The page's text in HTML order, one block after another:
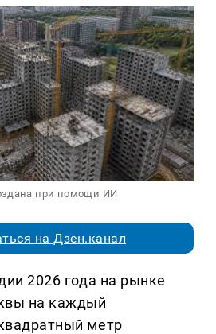
при помощи ИИ
на Дзен.канал
2026 года на рынке
на каждый
метр